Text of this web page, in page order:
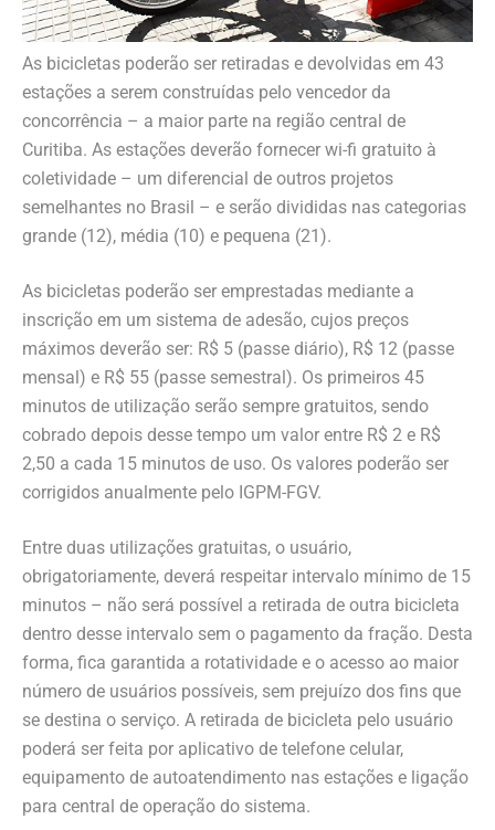
As bicicletas poderão ser retiradas e devolvidas em 43
estações a serem construídas pelo vencedor da
concorrência – a maior parte na região central de
Curitiba. As estações deverão fornecer wi-fi gratuito à
coletividade – um diferencial de outros projetos
semelhantes no Brasil – e serão divididas nas categorias
grande (12), média (10) e pequena (21).
As bicicletas poderão ser emprestadas mediante a
inscrição em um sistema de adesão, cujos preços
máximos deverão ser: R$ 5 (passe diário), R$ 12 (passe
mensal) e R$ 55 (passe semestral). Os primeiros 45
minutos de utilização serão sempre gratuitos, sendo
cobrado depois desse tempo um valor entre R$ 2 e R$
2,50 a cada 15 minutos de uso. Os valores poderão ser
corrigidos anualmente pelo IGPM-FGV.
Entre duas utilizações gratuitas, o usuário,
obrigatoriamente, deverá respeitar intervalo mínimo de 15
minutos – não será possível a retirada de outra bicicleta
dentro desse intervalo sem o pagamento da fração. Desta
forma, fica garantida a rotatividade e o acesso ao maior
número de usuários possíveis, sem prejuízo dos fins que
se destina o serviço. A retirada de bicicleta pelo usuário
poderá ser feita por aplicativo de telefone celular,
equipamento de autoatendimento nas estações e ligação
para central de operação do sistema.